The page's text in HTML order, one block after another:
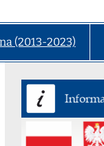
(2013-2023)